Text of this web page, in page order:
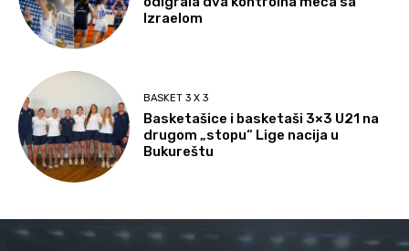
Izraelom
BASKET 3 X 3
Basketašice i basketaši 3×3 U21 na
drugom „stopu“ Lige nacija u
Bukureštu